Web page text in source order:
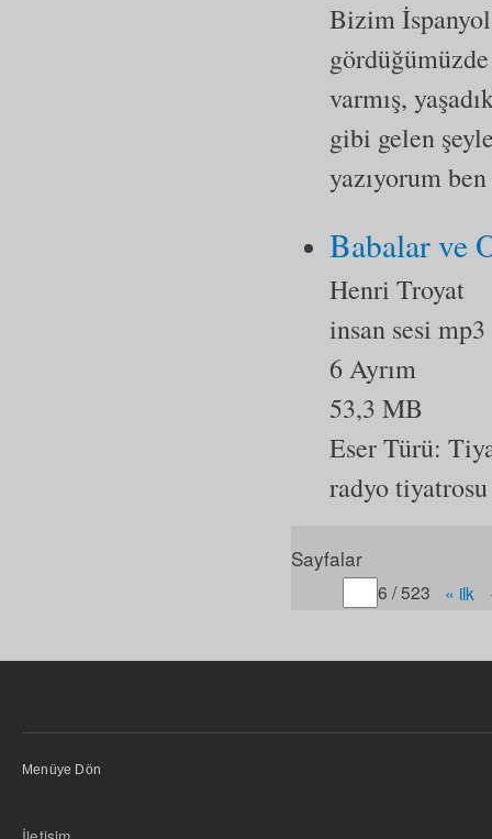
Bizim İspanyol
varmış,
gibi gelen
yazıyorum
Babalar ve
Henri Troyat
insan sesi mp3
6 Ayrım
53,3 MB
Eser Türü:
radyo tiyatrosu
Sayfalar
Gitmek istediğiniz
6 / 523 « ilk
Menüye Dön